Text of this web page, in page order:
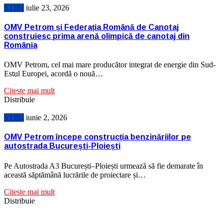
STIRI iulie 23, 2026
OMV Petrom și Federația Română de Canotaj
construiesc prima arenă olimpică de canotaj din
România
OMV Petrom, cel mai mare producător integrat de energie din Sud-
Estul Europei, acordă o nouă…
Citeste mai mult
Distribuie
STIRI iunie 2, 2026
OMV Petrom începe construcția benzinăriilor pe
autostrada București-Ploiești
Pe Autostrada A3 București–Ploiești urmează să fie demarate în
această săptămână lucrările de proiectare și…
Citeste mai mult
Distribuie